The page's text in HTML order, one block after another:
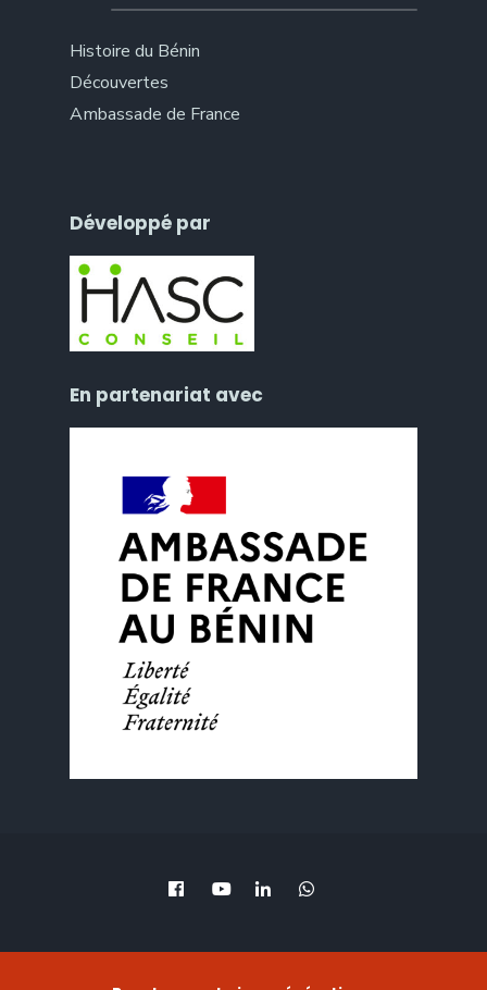
Histoire du Bénin
Découvertes
Ambassade de France
Développé par
En partenariat avec